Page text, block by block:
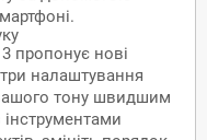
пропонує нові
налаштування
тону швидшим